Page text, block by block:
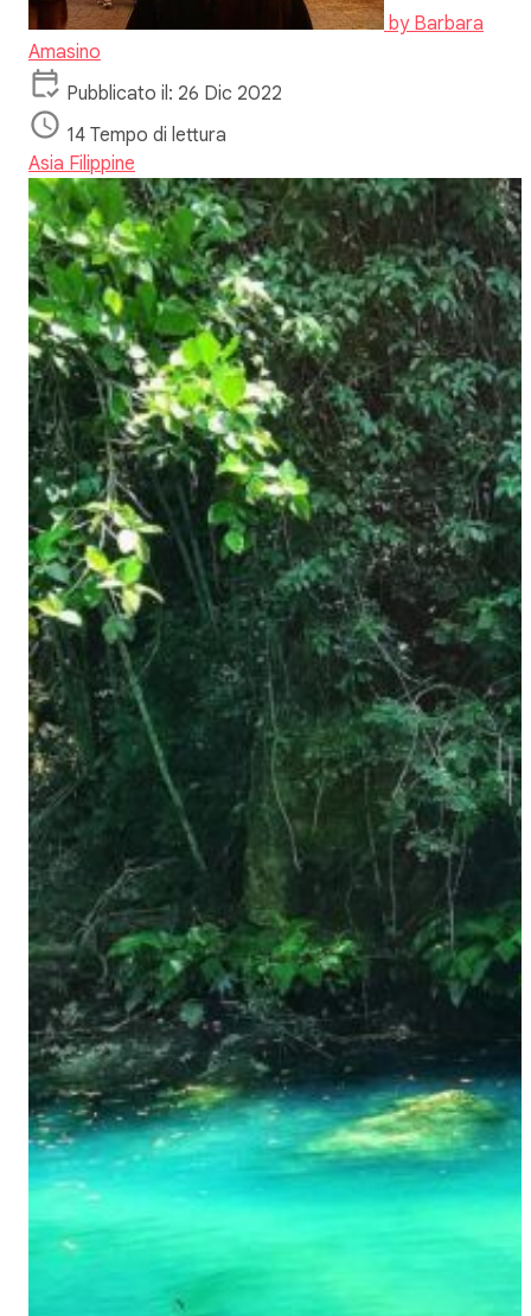
by Barbara
Amasino
Pubblicato il: 26 Dic 2022
14 Tempo di lettura
Asia Filippine